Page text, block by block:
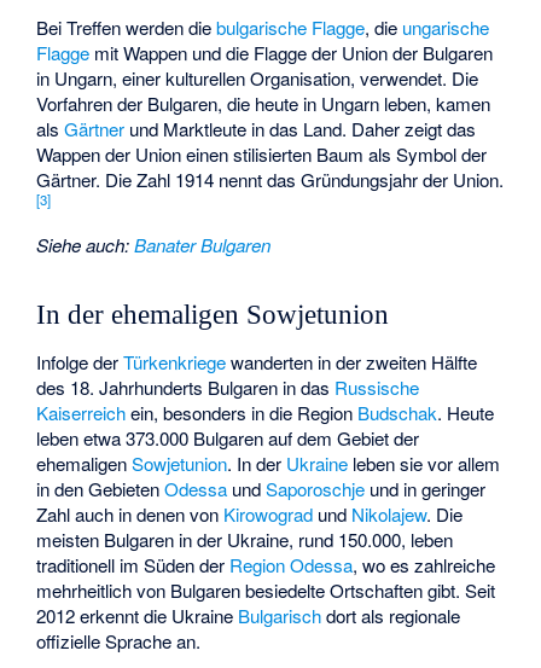
Bei Treffen werden diebulgarische Flagge, die ungarische
Flagge mit Wappen und die Flagge der Union der Bulgaren
in Ungarn, einer kulturellen Organisation, verwendet. Die
Vorfahren der Bulgaren, die heute in Ungarn leben, kamen
alsGärtner und Marktleute in das Land. Daher zeigt das
Wappen der Union einen stilisierten Baum als Symbol der
Gärtner. Die Zahl 1914 nennt das Gründungsjahr der Union.
[3]
Siehe auch:Banater Bulgaren
In der ehemaligen Sowjetunion
Infolge derTürkenkriegewanderten in der zweiten Hälfte
des 18. Jahrhunderts Bulgaren in das Russische
Kaiserreichein, besonders in die Region Budschak. Heute
leben etwa 373.000 Bulgaren auf dem Gebiet der
ehemaligenSowjetunion. In der Ukraine leben sie vor allem
in den GebietenOdessa undSaporoschje und in geringer
Zahl auch in denen von Kirowograd und Nikolajew. Die
meisten Bulgaren in der Ukraine, rund 150.000, leben
traditionell im Süden der Region Odessa, wo es zahlreiche
mehrheitlich von Bulgaren besiedelte Ortschaften gibt. Seit
2012 erkennt die Ukraine Bulgarischdort als regionale
offizielle Sprache an.